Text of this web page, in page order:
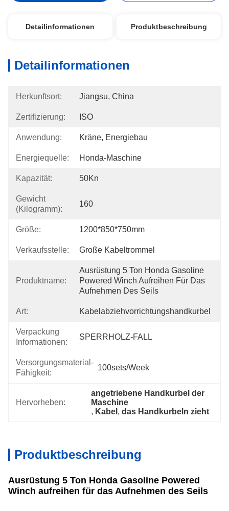
Detailinformationen Produktbeschreibung
Detailinformationen
Herkunftsort: Jiangsu, China
Zertifizierung: ISO
Anwendung: Kräne, Energiebau
Energiequelle: Honda-Maschine
Kapazität: 50Kn
Gewicht
(Kilogramm):
160
Größe: 1200*850*750mm
Verkaufsstelle: Große Kabeltrommel
Produktname:
Ausrüstung 5 Ton Honda Gasoline
Powered Winch Aufreihen Für Das
Aufnehmen Des Seils
Art: Kabelabziehvorrichtungshandkurbel
Verpackung
Informationen:
SPERRHOLZ-FALL
Versorgungsmaterial-
Fähigkeit:
100sets/week
Hervorheben:
angetriebene Handkurbel der
Maschine
, Kabel , das Handkurbeln zieht
Produktbeschreibung
Ausrüstung 5 Ton Honda Gasoline Powered
Winch aufreihen für das Aufnehmen des Seils